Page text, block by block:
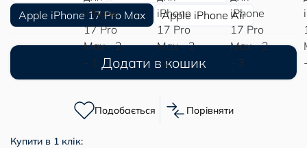
Apple iPhone 17 Pro Max
Apple iPhone Air
Додати в кошик
Подобається Порівняти
Купити в 1 клік: